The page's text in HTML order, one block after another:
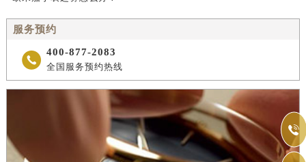
服务预约
 400-877-2083
全国服务预约热线
